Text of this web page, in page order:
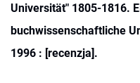
Universität" 1805-1816.
buchwissenschaftliche
1996 : [recenzja].